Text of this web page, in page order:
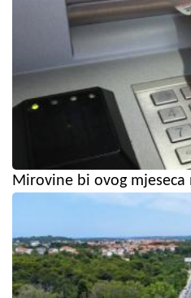
Mirovine bi ovog